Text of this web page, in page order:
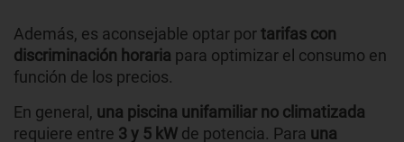
Además, es aconsejable optar portarifas con
discriminación horaria para optimizar el consumo en
función de los precios.
En general, una piscina unifamiliar no climatizada
requiere entre 3 y 5 kW de potencia. Para una